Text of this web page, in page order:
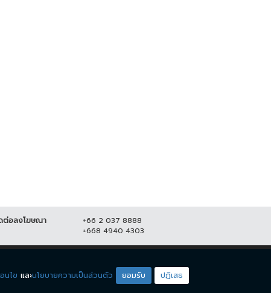
ต่อลงโฆษณา
+66 2 037 8888
+668 4940 4303
ยโซน
นไข และนโยบายความเป็นส่วนตัว ยอมรับ ปฏิเสธ